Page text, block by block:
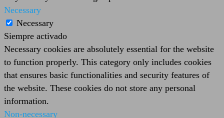
Necessary
Necessary
Siempre activado
Necessary cookies are absolutely essential for the website
to function properly. This category only includes cookies
that ensures basic functionalities and security features of
the website. These cookies do not store any personal
information.
Non-necessary